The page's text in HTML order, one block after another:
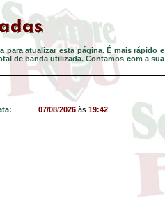
para atualizar esta página. É mais rápido e
de banda utilizada. Contamos com a sua
07/08/2026 às 19:42